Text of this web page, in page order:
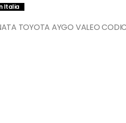
Italia
TOYOTA AYGO VALEO